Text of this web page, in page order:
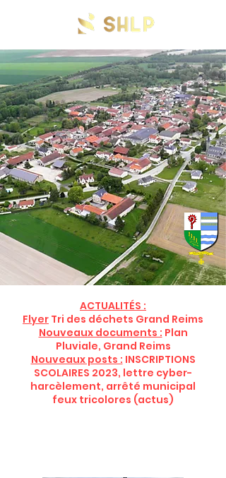
Bienvenue sur le site de SAINT
HILAIRE LE PETIT
ACTUALITÉS :
Flyer Tri des déchets Grand Reims
Nouveaux documents : Plan
Pluviale, Grand Reims
Nouveaux posts : INSCRIPTIONS
SCOLAIRES 2023, lettre cyber-
harcèlement, arrêté municipal
feux tricolores (actus)